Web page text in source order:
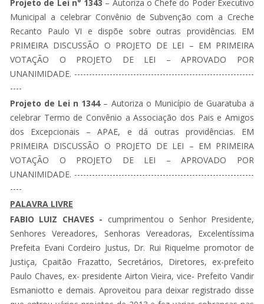
Projeto de Lei n° 1343 – Autoriza o Chefe do Poder Executivo
Municipal a celebrar Convênio de Subvenção com a Creche
Recanto Paulo VI e dispõe sobre outras providências. EM
PRIMEIRA DISCUSSÃO O PROJETO DE LEI – EM PRIMEIRA
VOTAÇÃO O PROJETO DE LEI – APROVADO POR
UNANIMIDADE. -------------------------------------------------------------
----
Projeto de Lei n 1344– Autoriza o Município de Guaratuba a
celebrar Termo de Convênio a Associação dos Pais e Amigos
dos Excepcionais – APAE, e dá outras providências. EM
PRIMEIRA DISCUSSÃO O PROJETO DE LEI – EM PRIMEIRA
VOTAÇÃO O PROJETO DE LEI – APROVADO POR
UNANIMIDADE. -------------------------------------------------------------
----
PALAVRA LIVRE
FABIO LUIZ CHAVES - cumprimentou o Senhor Presidente,
Senhores Vereadores, Senhoras Vereadoras, Excelentíssima
Prefeita Evani Cordeiro Justus, Dr. Rui Riquelme promotor de
Justiça, Cpaitão Frazatto, Secretários, Diretores, ex-prefeito
Paulo Chaves, ex- presidente Airton Vieira, vice- Prefeito Vandir
Esmaniotto e demais. Aproveitou para deixar registrado disse